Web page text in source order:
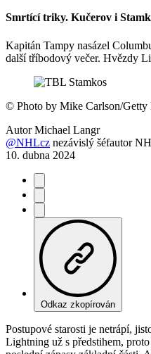
Smrtící triky. Kučerov i
Kapitán Tampy nasázel
další tříbodový večer. Hvězdy
© Photo by Mike Carlson/Getty
Autor Michael Langr
@NHLcz nezávislý šéfautor
10. dubna 2024
Odkaz zkopírován
Postupové starosti je netrápí,
Lightning už s předstihem,